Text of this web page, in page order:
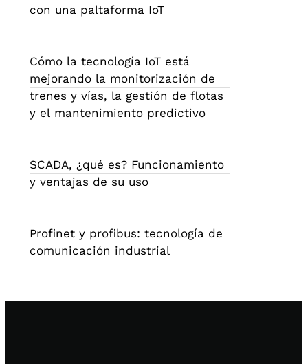
con una paltaforma IoT
Cómo la tecnología IoT está
mejorando la monitorización de
trenes y vías, la gestión de flotas
y el mantenimiento predictivo
SCADA, ¿qué es? Funcionamiento
y ventajas de su uso
Profinet y profibus: tecnología de
comunicación industrial